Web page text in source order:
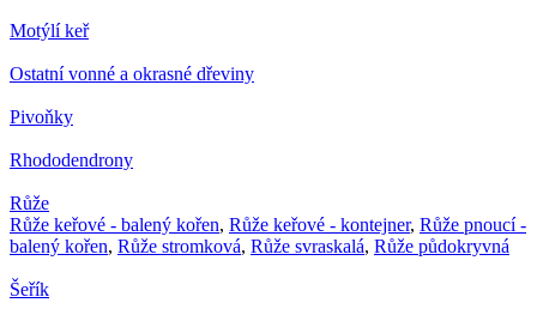
Motýlí keř
Ostatní vonné a okrasné dřeviny
Pivoňky
Rhododendrony
Růže
Růže keřové - balený kořen, Růže keřové - kontejner, Růže pnoucí -
balený kořen, Růže stromková, Růže svraskalá, Růže půdokryvná
Šeřík